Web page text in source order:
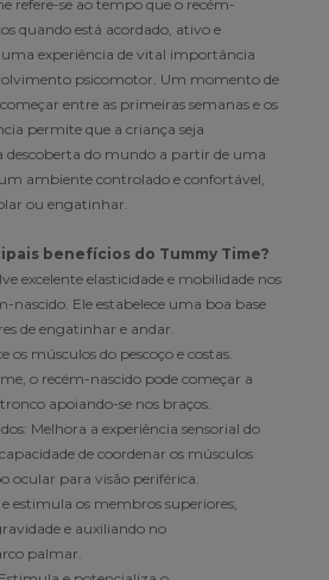
refere-se ao tempo que o recém-
quando está acordado, ativo e
experiência de vital importância
psicomotor. Um momento de
entre as primeiras semanas e os
permite que a criança seja
descoberta do mundo a partir de uma
ambiente controlado e confortável,
ou engatinhar.
benefícios do Tummy Time?
excelente elasticidade e mobilidade nos
nascido. Ele estabelece uma boa base
de engatinhar e andar.
os músculos do pescoço e costas.
o recém-nascido pode começar a
apoiando-se nos braços.
Melhora a experiência sensorial do
de coordenar os músculos
ocular para visão periférica.
estimula os membros superiores,
e auxiliando no
palmar.